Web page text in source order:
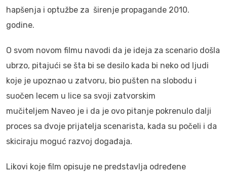
hapšenja i optužbe za širenje propagande 2010.
godine.
O svom novom filmu navodi da je ideja za scenario došla
ubrzo, pitajući se šta bi se desilo kada bi neko od ljudi
koje je upoznao u zatvoru, bio pušten na slobodu i
suočen lecem u lice sa svoji zatvorskim
mučiteljem Naveo je i da je ovo pitanje pokrenulo dalji
proces sa dvoje prijatelja scenarista, kada su počeli i da
skiciraju moguć razvoj događaja.
Likovi koje film opisuje ne predstavlja određene